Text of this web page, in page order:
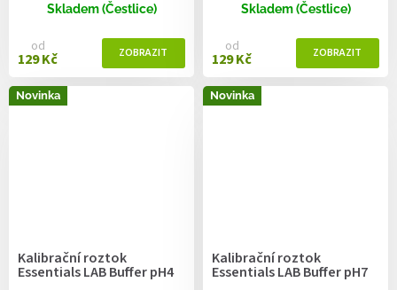
Skladem (Čestlice)
od
129 Kč
Skladem (Čestlice)
od
129 Kč
Novinka
Kalibrační roztok
Essentials LAB Buffer pH4
Novinka
Kalibrační roztok
Essentials LAB Buffer pH7